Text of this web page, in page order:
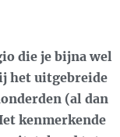
die je bijna wel
het uitgebreide
(al dan
kenmerkende